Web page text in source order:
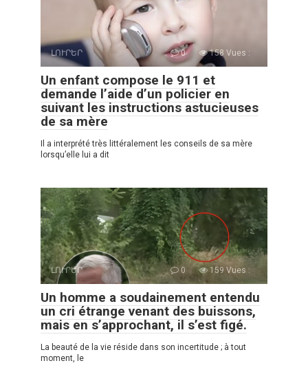
ԼՈՒՐԵՐ 0 158 Vues :
Un enfant compose le 911 et
demande l’aide d’un policier en
suivant les instructions astucieuses
de sa mère
Il a interprété très littéralement les conseils de sa mère
lorsqu’elle lui a dit
ԼՈՒՐԵՐ 0 159 Vues :
Un homme a soudainement entendu
un cri étrange venant des buissons,
mais en s’approchant, il s’est figé.
La beauté de la vie réside dans son incertitude ; à tout
moment, le